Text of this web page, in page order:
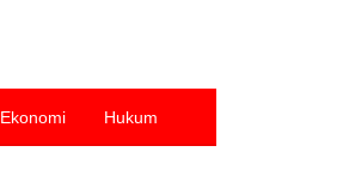
Ekonomi Hukum